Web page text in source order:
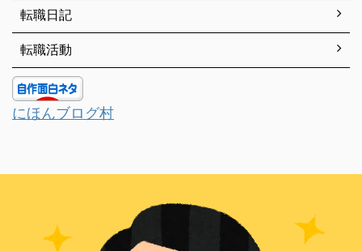
転職日記
転職活動
にほんブログ村